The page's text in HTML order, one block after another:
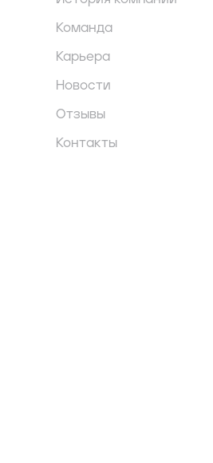
Команда
Карьера
Новости
Отзывы
Контакты